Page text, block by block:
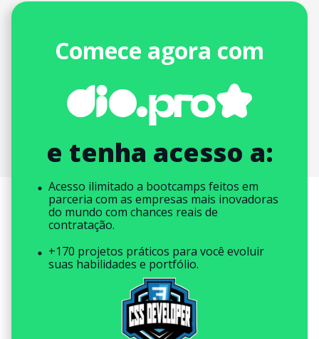
Comece agora com
e tenha acesso a:
Acesso ilimitado a bootcamps feitos em
parceria com as empresas mais inovadoras
do mundo com chances reais de
contratação.
+170 projetos práticos para você evoluir
suas habilidades e portfólio.